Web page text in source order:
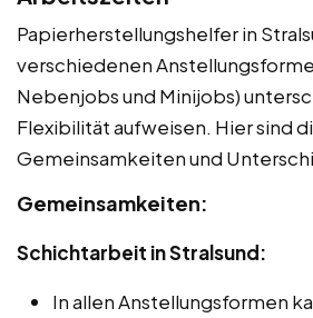
Papierherstellungshelfer in
verschiedenen
Nebenjobs und Minijobs)
Flexibilität aufweisen. Hier sind
Gemeinsamkeiten und
Gemeinsamkeiten:
Schichtarbeit in Stralsund:
In allen Anstellungsformen